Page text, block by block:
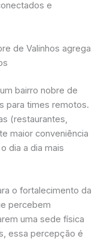
e
de Valinhos agrega
bairro nobre de
para times remotos.
(restaurantes,
maior conveniência
dia a dia mais
o fortalecimento da
percebem
uma sede física
essa percepção é